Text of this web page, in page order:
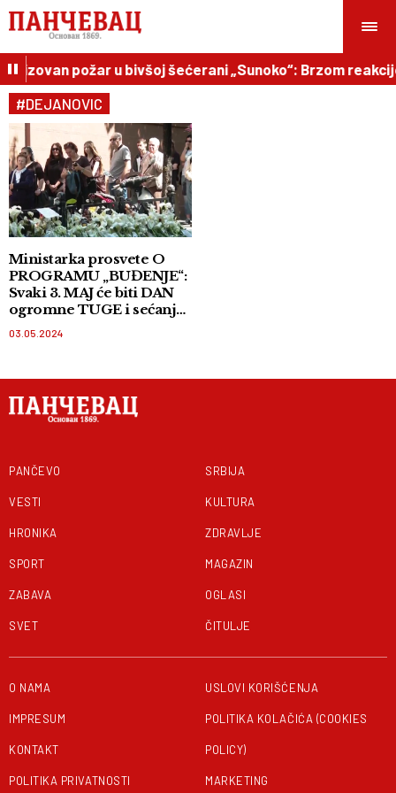
požar u bivšoj šećerani „Sunoko“: Brzom
#DEJANOVIC
Ministarka prosvete O
PROGRAMU „BUĐENJE“:
Svaki 3. MAJ će biti DAN
ogromne TUGE i sećanja
03.05.2024
PANČEVO
VESTI
HRONIKA
SPORT
ZABAVA
SVET
SRBIJA
KULTURA
ZDRAVLJE
MAGAZIN
OGLASI
ČITULJE
O NAMA
IMPRESUM
KONTAKT
POLITIKA PRIVATNOSTI
USLOVI KORIŠĆENJA
POLITIKA KOLAČIĆA (COOKIES
POLICY)
MARKETING